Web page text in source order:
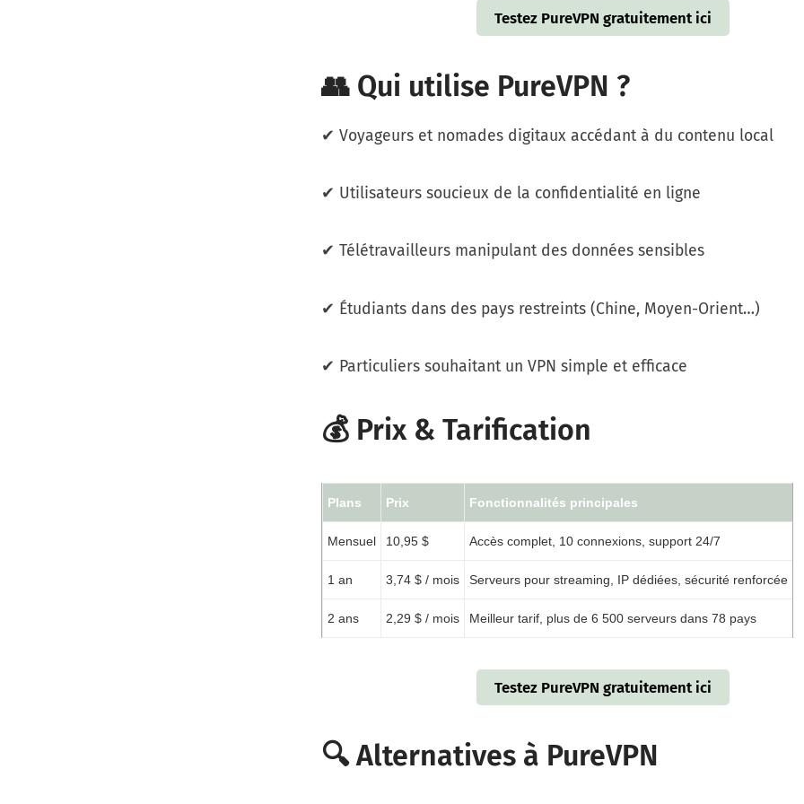
Testez PureVPN gratuitement ici
👥 Qui utilise PureVPN ?
✔ Voyageurs et nomades digitaux accédant à du contenu local
✔ Utilisateurs soucieux de la confidentialité en ligne
✔ Télétravailleurs manipulant des données sensibles
✔ Étudiants dans des pays restreints (Chine, Moyen-Orient…)
✔ Particuliers souhaitant un VPN simple et efficace
💰 Prix & Tarification
Plans Prix Fonctionnalités principales
Mensuel 10,95 $ Accès complet, 10 connexions, support 24/7
1 an 3,74 $ / mois Serveurs pour streaming, IP dédiées, sécurité renforcée
2 ans 2,29 $ / mois Meilleur tarif, plus de 6 500 serveurs dans 78 pays
Testez PureVPN gratuitement ici
🔍 Alternatives à PureVPN